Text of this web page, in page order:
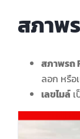
สภาพ
สภาพรถ
ลอก หรือ
เลขไมล์